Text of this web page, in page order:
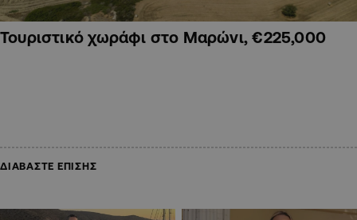
Τουριστικό χωράφι στο Μαρώνι, €225,000
ΔΙΑΒΑΣΤΕ ΕΠΙΣΗΣ